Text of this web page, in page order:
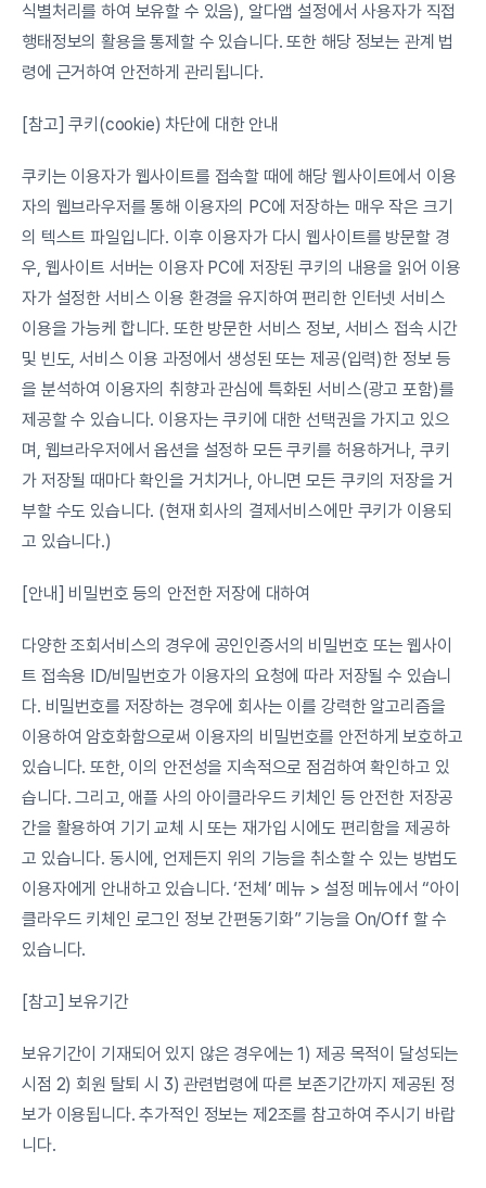
식별처리를 하여 보유할 수 있음), 알다앱 설정에서 사용자가 직접
행태정보의 활용을 통제할 수 있습니다. 또한 해당 정보는 관계 법
령에 근거하여 안전하게 관리됩니다.
[참고] 쿠키(cookie) 차단에 대한 안내
쿠키는 이용자가 웹사이트를 접속할 때에 해당 웹사이트에서 이용
자의 웹브라우저를 통해 이용자의 PC에 저장하는 매우 작은 크기
의 텍스트 파일입니다. 이후 이용자가 다시 웹사이트를 방문할 경
우, 웹사이트 서버는 이용자 PC에 저장된 쿠키의 내용을 읽어 이용
자가 설정한 서비스 이용 환경을 유지하여 편리한 인터넷 서비스
이용을 가능케 합니다. 또한 방문한 서비스 정보, 서비스 접속 시간
및 빈도, 서비스 이용 과정에서 생성된 또는 제공(입력)한 정보 등
을 분석하여 이용자의 취향과 관심에 특화된 서비스(광고 포함)를
제공할 수 있습니다. 이용자는 쿠키에 대한 선택권을 가지고 있으
며, 웹브라우저에서 옵션을 설정하 모든 쿠키를 허용하거나, 쿠키
가 저장될 때마다 확인을 거치거나, 아니면 모든 쿠키의 저장을 거
부할 수도 있습니다. (현재 회사의 결제서비스에만 쿠키가 이용되
고 있습니다.)
[안내] 비밀번호 등의 안전한 저장에 대하여
다양한 조회서비스의 경우에 공인인증서의 비밀번호 또는 웹사이
트 접속용 ID/비밀번호가 이용자의 요청에 따라 저장될 수 있습니
다. 비밀번호를 저장하는 경우에 회사는 이를 강력한 알고리즘을
이용하여 암호화함으로써 이용자의 비밀번호를 안전하게 보호하고
있습니다. 또한, 이의 안전성을 지속적으로 점검하여 확인하고 있
습니다. 그리고, 애플 사의 아이클라우드 키체인 등 안전한 저장공
간을 활용하여 기기 교체 시 또는 재가입 시에도 편리함을 제공하
고 있습니다. 동시에, 언제든지 위의 기능을 취소할 수 있는 방법도
이용자에게 안내하고 있습니다. ‘전체’ 메뉴 > 설정 메뉴에서 “아이
클라우드 키체인 로그인 정보 간편동기화” 기능을 On/Off 할 수
있습니다.
[참고] 보유기간
보유기간이 기재되어 있지 않은 경우에는 1) 제공 목적이 달성되는
시점 2) 회원 탈퇴 시 3) 관련법령에 따른 보존기간까지 제공된 정
보가 이용됩니다. 추가적인 정보는 제2조를 참고하여 주시기 바랍
니다.